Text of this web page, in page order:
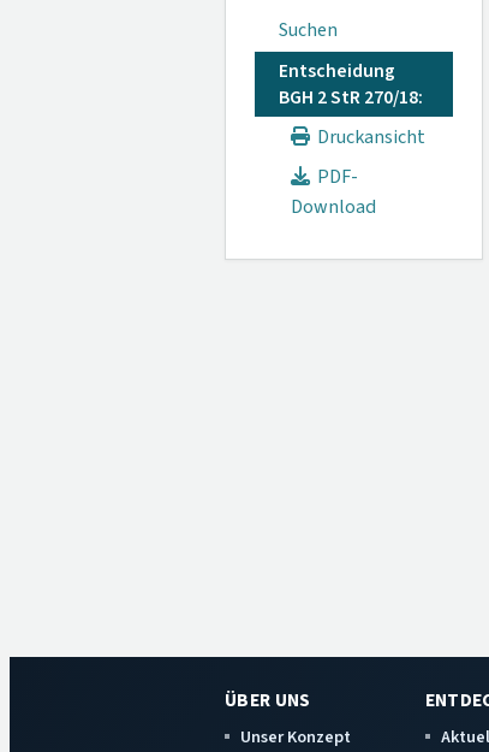
Suchen
Entscheidung
BGH 2 StR 270/18:
Druckansicht
PDF-
Download
ÜBER UNS
Unser Konzept